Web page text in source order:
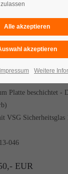
mit zwei Stützen
Platte beschichtet -
VSG
046
EUR
Impressum Weitere